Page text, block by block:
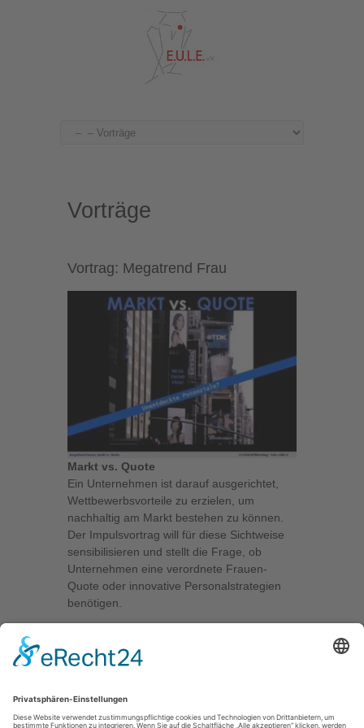
Vorträge
Vortrag: Megatrend Frau
Markt vs. Quote
Ein Unternehmen ist darauf ausgerichtet,
Wettbewerbsvorteile zu erzielen, um
nachhaltig am Markt bestehen zu können.
Der Impulsvortrag will für diese Sichtweise
sensibilisieren und stellt die Frage, ob
Unternehmen eine verordnete Frauen-
Quote oder innovative Personalstrategien
benötigen.
Referenzen:Regionalinitiative Rhein-Nahe-
Preis:auf Anfrage